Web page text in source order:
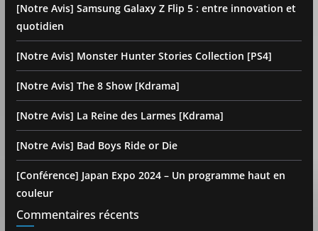
[Notre Avis] Samsung Galaxy Z Flip 5 : entre innovation et
quotidien
[Notre Avis] Monster Hunter Stories Collection [PS4]
[Notre Avis] The 8 Show [Kdrama]
[Notre Avis] La Reine des Larmes [Kdrama]
[Notre Avis] Bad Boys Ride or Die
[Conférence] Japan Expo 2024 – Un programme haut en
couleur
Commentaires récents